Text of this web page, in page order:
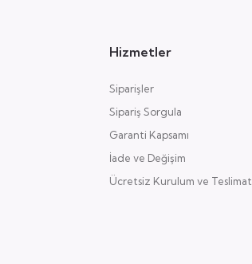
Hizmetler
Siparişler
Sipariş Sorgula
Garanti Kapsamı
İade ve Değişim
Ücretsiz Kurulum ve Teslimat